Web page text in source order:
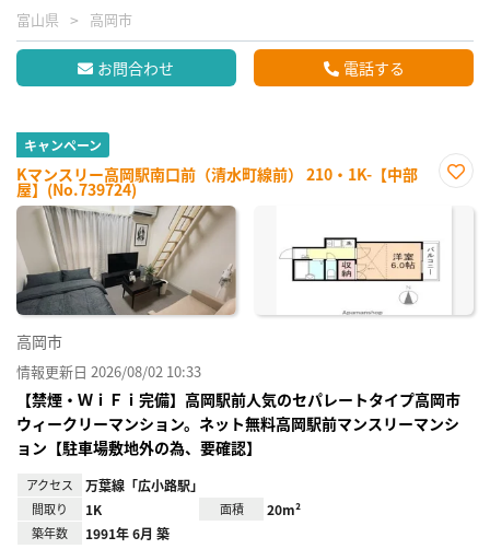
富山県 高岡市
お問合わせ 電話する
キャンペーン
Kマンスリー高岡駅南口前（清水町線前） 210・1K-【中部
屋】(No.739724)
に入
高岡市
情報更新日 2026/08/02 10:33
【禁煙・ＷｉＦｉ完備】高岡駅前人気のセパレートタイプ高岡市
ウィークリーマンション。ネット無料高岡駅前マンスリーマンシ
ョン【駐車場敷地外の為、要確認】
アクセス 万葉線「広小路駅」
間取り 1K 面積 20m²
築年数 1991年 6月 築